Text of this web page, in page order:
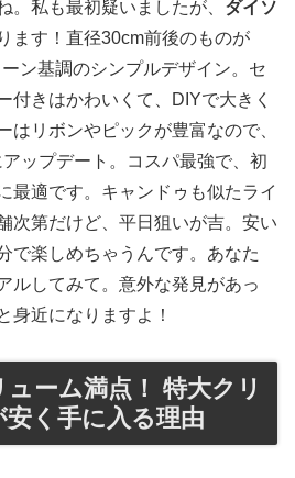
。私も最初疑いましたが、 ダイソ
ます！直径30cm前後のものが
ン基調のシンプルデザイン。セ
付きはかわいくて、DIYで大きく
はリボンやピックが豊富なので、
ップデート。コスパ最強で、初
最適です。キャンドゥも似たライ
次第だけど、平日狙いが吉。安い
で楽しめちゃうんです。あなた
ルしてみて。意外な発見があっ
身近になりますよ！
ーム満点！ 特大クリ
く手に入る理由